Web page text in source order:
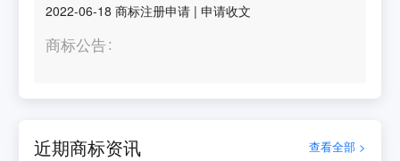
2022-06-18 商标注册申请 |申请收文
商标公告
近期商标资讯 查看全部 >